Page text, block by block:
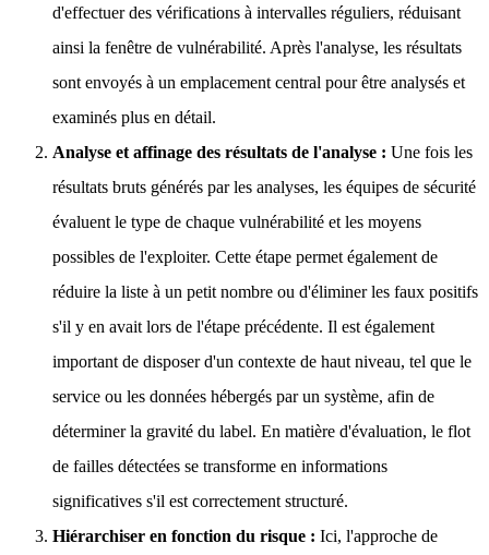
d'effectuer des vérifications à intervalles réguliers, réduisant
ainsi la fenêtre de vulnérabilité. Après l'analyse, les résultats
sont envoyés à un emplacement central pour être analysés et
examinés plus en détail.
Analyse et affinage des résultats de l'analyse : Une fois les
résultats bruts générés par les analyses, les équipes de sécurité
évaluent le type de chaque vulnérabilité et les moyens
possibles de l'exploiter. Cette étape permet également de
réduire la liste à un petit nombre ou d'éliminer les faux positifs
s'il y en avait lors de l'étape précédente. Il est également
important de disposer d'un contexte de haut niveau, tel que le
service ou les données hébergés par un système, afin de
déterminer la gravité du label. En matière d'évaluation, le flot
de failles détectées se transforme en informations
significatives s'il est correctement structuré.
Hiérarchiser en fonction du risque : Ici, l'approche de